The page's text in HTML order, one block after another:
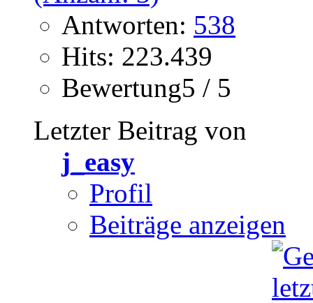
Antworten: 538
Hits: 223.439
Bewertung5 / 5
Letzter Beitrag von
j_easy
Profil
Beiträge anzeigen